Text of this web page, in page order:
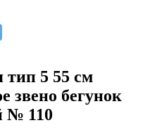
5 55 см
звено бегунок
№ 110